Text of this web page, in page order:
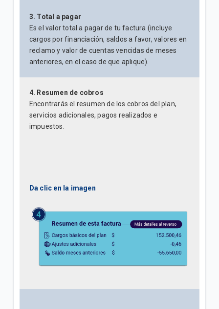
3. Total a pagar
Es el valor total a pagar de tu factura (incluye
cargos por financiación, saldos a favor, valores en
reclamo y valor de cuentas vencidas de meses
anteriores, en el caso de que aplique).
4. Resumen de cobros
Encontrarás el resumen de los cobros del plan,
servicios adicionales, pagos realizados e
impuestos.
Da clic en la imagen